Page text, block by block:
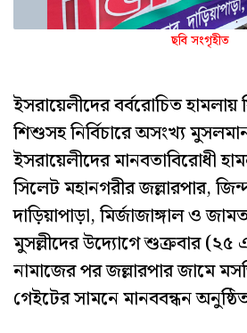
ছবি সংগৃহীত
ইসরায়েলীদের বর্বরোচিত হামলায়
শিশুসহ নির্বিচারে অসংখ্য
ইসরায়েলীদের মানবতাবিরোধী
সিলেট মহানগরীর জল্লারপার,
দাড়িয়াপাড়া, মির্জাজাঙ্গাল ও
মুসল্লীদের উদ্যোগে শুক্রবার
নামাজের পর জল্লারপার জামে
গেইটের সামনে মানববন্ধন